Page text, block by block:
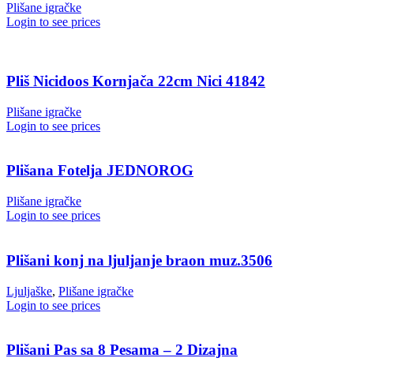
Plišane igračke
Login to see prices
Pliš Nicidoos Kornjača 22cm Nici 41842
Plišane igračke
Login to see prices
Plišana Fotelja JEDNOROG
Plišane igračke
Login to see prices
Plišani konj na ljuljanje braon muz.3506
Ljuljaške, Plišane igračke
Login to see prices
Plišani Pas sa 8 Pesama – 2 Dizajna